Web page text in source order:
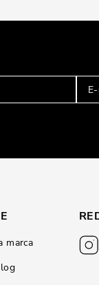
marca